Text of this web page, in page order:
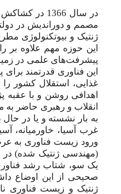
در سال
مصمم و دوراندیش در
ژنتیک و بیوتکنولوژی
این حوزه مهم علاوه بر
پیشرفت‌های علمی در
این فناوری قدرتمند
غذایی، استقلال کشور
اهدافی روشن و با عقبه
انقلاب و رهبری حاضر
به بار نشسته‌ و یا در حال
غرب آسیا، خاورمیانه،
ورود زیست فناوری به
(مهندسی ژنتیک شده) در
یک سو، شتاب رشد
صحیحی از این اوضاع
ژنتیک و زیست فناوری